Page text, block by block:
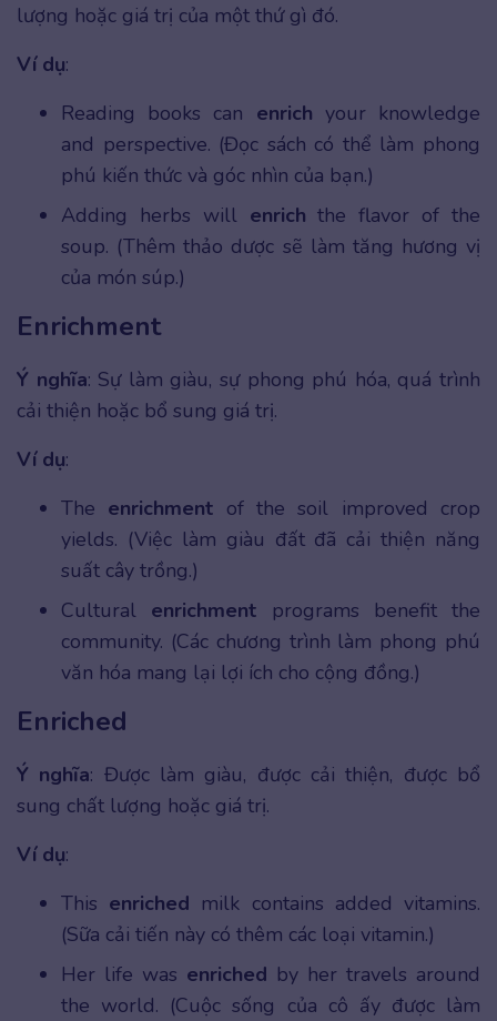
lượng hoặc giá trị của một thứ gì đó.
Ví dụ:
Reading books can enrich your knowledge
and perspective. (Đọc sách có thể làm phong
phú kiến thức và góc nhìn của bạn.)
Adding herbs will enrich the flavor of the
soup. (Thêm thảo dược sẽ làm tăng hương vị
của món súp.)
Enrichment
Ý nghĩa: Sự làm giàu, sự phong phú hóa, quá trình
cải thiện hoặc bổ sung giá trị.
Ví dụ:
The enrichment of the soil improved crop
yields. (Việc làm giàu đất đã cải thiện năng
suất cây trồng.)
Cultural enrichment programs benefit the
community. (Các chương trình làm phong phú
văn hóa mang lại lợi ích cho cộng đồng.)
Enriched
Ý nghĩa: Được làm giàu, được cải thiện, được bổ
sung chất lượng hoặc giá trị.
Ví dụ:
This enriched milk contains added vitamins.
(Sữa cải tiến này có thêm các loại vitamin.)
Her life was enriched by her travels around
the world. (Cuộc sống của cô ấy được làm